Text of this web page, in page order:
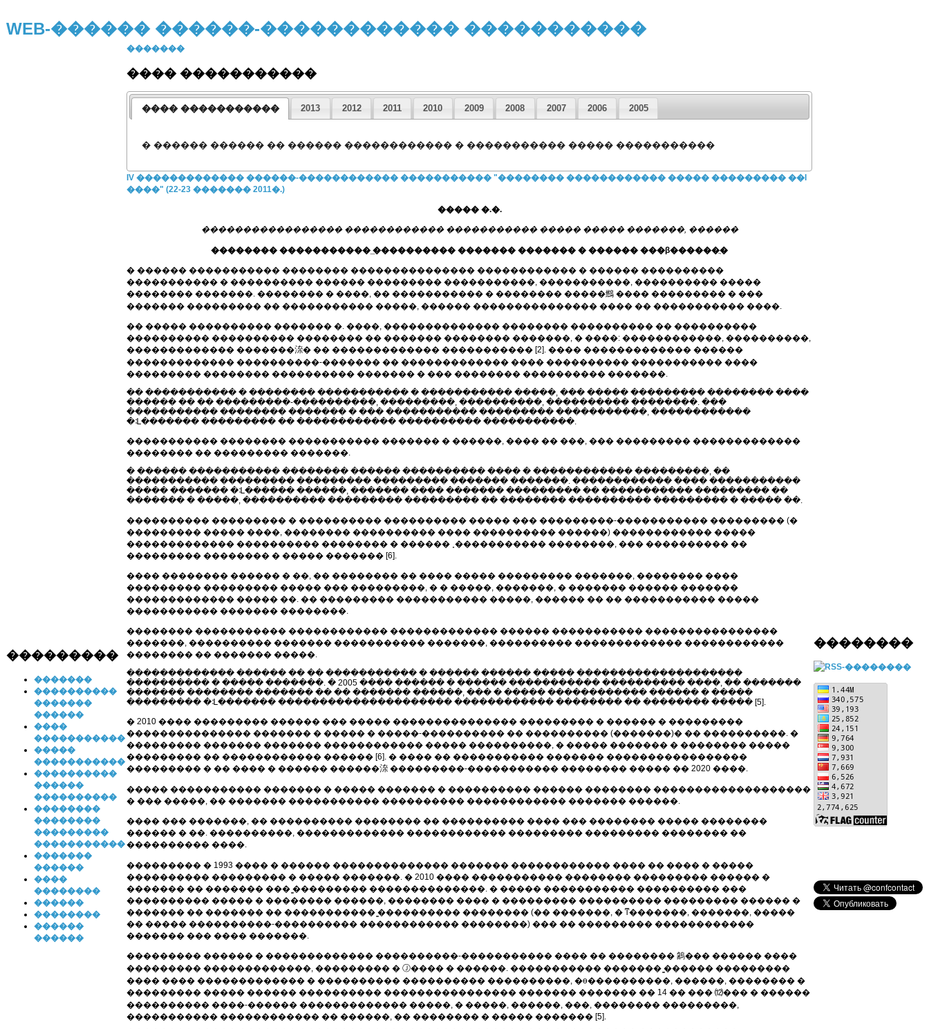
WEB-������ ������-������������ �����������
���������
�������
����������
�������
������
����
�����������
�����
�����������
����������
������
����������
��������
��������
���������
�����������
�������
������
����
��������
������
��������
������
������
�������
���� �����������
���� ����������� 2013 2012 2011 2010 2009 2008 2007 2006 2005
� ������ ������ �� ������ ������������ � ����������� ����� �����������
IV ������������� ������-������������ ����������� "�������� ������������ ����� ��������� ��I
����" (22-23 ������� 2011�.)
����� �.�.
����������������� ������������ ����������� ����� ����� �������, ������
�������� ����������� ̲���������� ������� ������� � ������ ���β������ֲ�
� ������ ����������� �������� ��������������� ������������ � ������ ����������
����������� � ���������� ������ ��������� �����������, �����������, ���������� �����
�������� �������. �������� � ����, �� ����������� � �������� �����䳿 ���� ��������� � ���
������� ��������� �� ����������� �����, ������ ��������������� ���� �� ����������� ����.
�� ����� ���������� ������� �. ����, �������������� �������� ���������� �� ����������
���������� ���������� �������� �� ������� �������� �������, � ����: ������������, ����������,
������������� �������㳿� �� ������������� ����������� [2]. ���� ������������� ������
������������� ����������-������� �� ������������� ���� ���������� ����������� ����
��������� �������� ���������� ������� � ��� �������� ���������� �������.
�� ����������� � �������� ����������� � ����������� �����, ��� ����� ��������� �������� ����
������ �� �� ���������-����������, ���������, ����������, ���������� ��������. ���
����������� �������� ������� � ��� ����������� ��������� �����������, ������������
�ᒺ������� ��������� �� ������������ ���������� �����������.
����������� �������� ����������� ������� � ������, ���� �� ���, ��� ��������� �������������
�������� �� ��������� �������.
� ������ ����������� �������� ������ ���������� ���� � ������������ ���������, ��
����������� ��������� ��������� ��������� ������� �������. ������������ ���� �����������
����� ������� �ᒺ������ ������, ������� ���� ������� ��������� �� ����������� ��������� ��
������� � �����, ���������� ��������� ��������� �� �������� ���������� ��������� � ����� ��.
���������� ��������� � ���������� ���������� ����� ��� ���������-����������� ��������� (�
��������� ����� ����, �������� ���������� ���� ���������� ������) ������������ �����
������������� ���������� �������� � ������ ˳����������� ��������, ��� ���������� ��
��������� �������� � ����� ������� [6].
���� �������� ������ � ��, �� �������� �� ���� ����� ��������� �������, �������� ����
��������� ��������� ����� ��� ���������, � � �����, �������, � ������� ������ �������
������������� ����� ��. �� ��������� ����������� �����, ������ �� �� ����������� �����
����������� ������� ��������.
�������� ����������� ������������ ������������� ������ ����������� ����������������
�������, ���������� ������� ����������� �������, ���������� ������������� ������������
�������� �� ������� �����.
������������� ������ �� �� ����������� � ������ ������ ����� ��������������������
���������� � ����� �������. � 2005 ���� ������ � ������ ����������� ���������� ����, �� �������
������� �������� ������� �� �� ������� ������, ��� � ����� ������������ ������ � �����
��������� �ᒺ������� ��������������������� ������������ �������� �� �������� ����� [5].
� 2010 ���� ��������� ������ ��� ����� ��������������� ��������� � ������ � ���������
��������������� ������� � ����� � �����-���������� �� ���������� (�������)� �� ����������. �
��������� ������� ������� ������������ ����� ����������, � ����� ������� � �������� �����
��������� �� ������������ ������ [6]. � ���� �� ����������� ������� �����������������
��������� � �� ���� � ������ ������㳿 ���������-����������� �������� ����� �� 2020 ����.
����� ����������� ������� � ����� ������� � ���������� ������ �������� �������������������
� ��� �����, �� ������� ����������� ���������� ������������ ������� ������.
���� ��� �������, �� ���������� �������� �� ���������� ���� ��� �������� ����� ��������
������ � ��. ����������, ������������� ������������ ��������� ��������� �������� ��
���������� ����.
��������� � 1993 ���� � ������ �������������� ������� ������������ ���� �� ���� � �����
���������� ��������� � ����� �������. � 2010 ���� ����������� �������� ��������� ������ �
������� �� ������� ��� ̳��������� ��������������. � ����� ����������� ���������� ���
���������� ����� � �������� ������, �������� ���� � ��������� ���������� ��������� ������ �
������� �� ������� �� ����������� ̳���������� �������� (�� �������, � ͳ�������, �������, �����
�� ����� ����������-���������� ������������ ��������) ��� �� ��������� ������������
������� ��� ���� �������.
��������� ������ � ������������� ����������-����������� ���� �� �������� 䳺��� ������ ����
��������� �������������, ��������� � Ⓙ���� � ������. ����������� ������� ̳������ ���������
���� ���� ������������� � ���������� ���������� ����������, �ѳ����������, ������, �������� �
��������� ����� ������ ���������� ���������������� ������� ������� �� 14 �� ��� ⑿��� � ������
���������� ����-������ ������������� �����, � �����, ������, ���, �������� ���������,
����������� ������������ �� ������, �� �������� � ����� ������� [5].
��������